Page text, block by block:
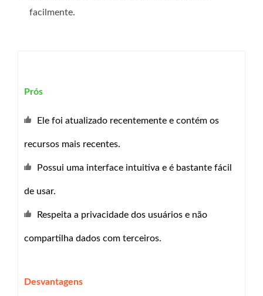
facilmente.
Prós
Ele foi atualizado recentemente e contém os
recursos mais recentes.
Possui uma interface intuitiva e é bastante fácil
de usar.
Respeita a privacidade dos usuários e não
compartilha dados com terceiros.
Desvantagens